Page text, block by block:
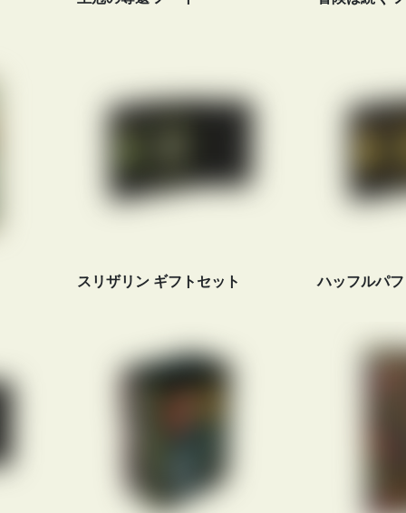
スリザリン ギフトセット ハッフルパ